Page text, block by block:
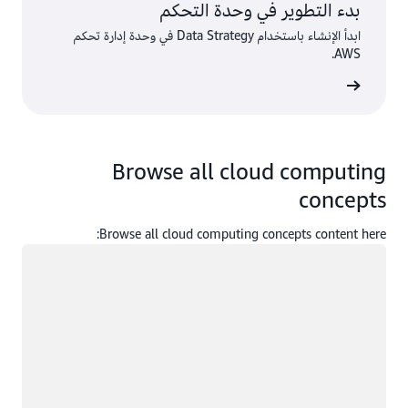
بدء التطوير في وحدة التحكم
ابدأ الإنشاء باستخدام Data Strategy في وحدة إدارة تحكم
AWS.
Browse all cloud computing
concepts
Browse all cloud computing concepts content here: